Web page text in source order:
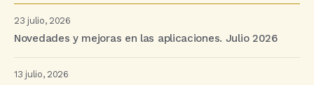
23 julio, 2026
Novedades y mejoras en las aplicaciones. Julio 2026
13 julio, 2026